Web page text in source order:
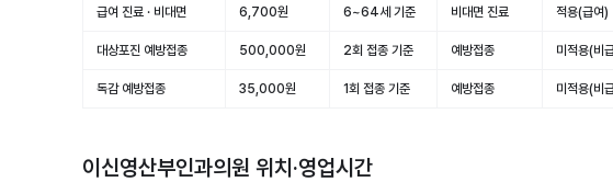
급여 진료 · 비대면 6,700원 6~64세 기준 비대면 진료 적용(급여)
대상포진 예방접종 500,000원 2회 접종 기준 예방접종 미적용(비
독감 예방접종 35,000원 1회 접종 기준 예방접종 미적용(비
이신영산부인과의원 위치·영업시간